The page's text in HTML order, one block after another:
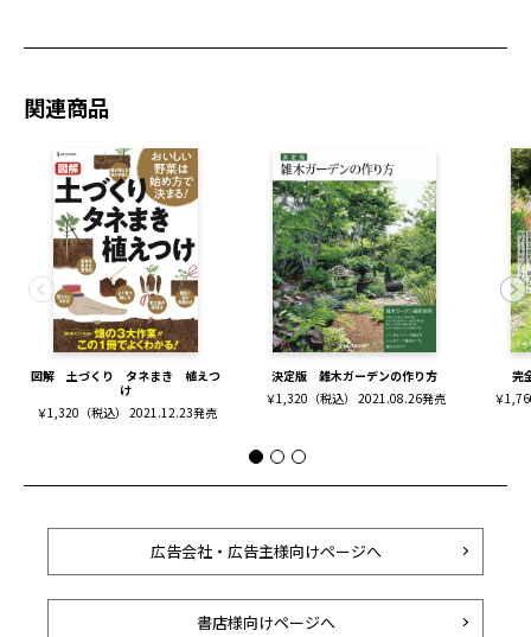
関連商品
図解 土づくり タネまき 植えつ
け
￥1,320（税込） 2021.12.23発売
決定版 雑木ガーデンの作り方
￥1,320（税込） 2021.08.26発売
完
￥
広告会社・広告主様向けページへ
書店様向けページへ